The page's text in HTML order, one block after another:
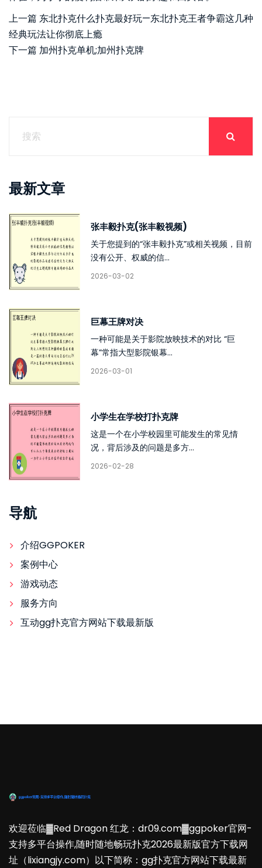
上一篇 东北扑克什么扑克最好玩—东北扑克王者争霸这几种
经典玩法让你彻底上瘾
下一篇 加州扑克单机;加州扑克牌
最新文章
张丰毅扑克(张丰毅视频)
关于您提到的“张丰毅扑克”或相关视频，目前
没有公开、权威的信...
2026-03-02
巨幕王牌对决
一种可能是关于影院放映技术的对比 “巨
幕”常指大型影院银幕...
2026-03-01
小学生在学校打扑克牌
这是一个在小学校园里可能发生的常见情
况，背后涉及的问题是多方...
2026-02-28
导航
介绍GGPOKER
案例中心
游戏动态
服务方向
互动gg扑克官方网站下载最新版
欢迎莅临▓Red Dragon 红龙：dr09.com▓ggpoker官网-
支持多平台操作,随时随地畅玩扑克2026最新版官方下载网
址（lixiangjy.com）以下简称：gg扑克官方网站下载最新